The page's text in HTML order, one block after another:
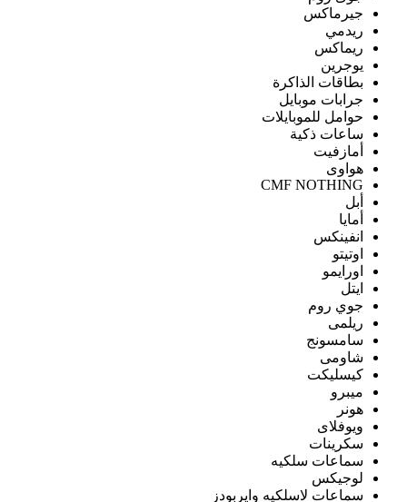
جيرماكس
ريدمي
ريماكس
يوجرين
بطاقات الذاكرة
جرابات موبايل
حوامل للموبايلات
ساعات ذكية
أمازفيت
هواوى
CMF NOTHING
أبل
أمايا
انفينكس
اوتيتو
اورايمو
ايتل
جوي روم
ريلمى
سامسونج
شاومى
كيسليكت
ميبرو
هونر
ويوفلاى
سكرينات
سماعات سلكيه
لوجيكس
سماعات لاسلكيه وايربودز